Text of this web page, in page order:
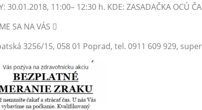
30.01.2018, 11:00– 12:30 h. KDE: ZASADAČKA OCÚ
SA NA VÁS 
3256/15, 058 01 Poprad, tel. 0911 609 929,